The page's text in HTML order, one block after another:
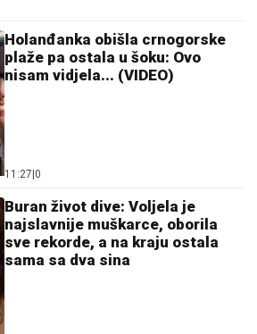
Holanđanka obišla crnogorske
plaže pa ostala u šoku: Ovo
nisam vidjela... (VIDEO)
11:27 0
Buran život dive: Voljela je
najslavnije muškarce, oborila
sve rekorde, a na kraju ostala
sama sa dva sina